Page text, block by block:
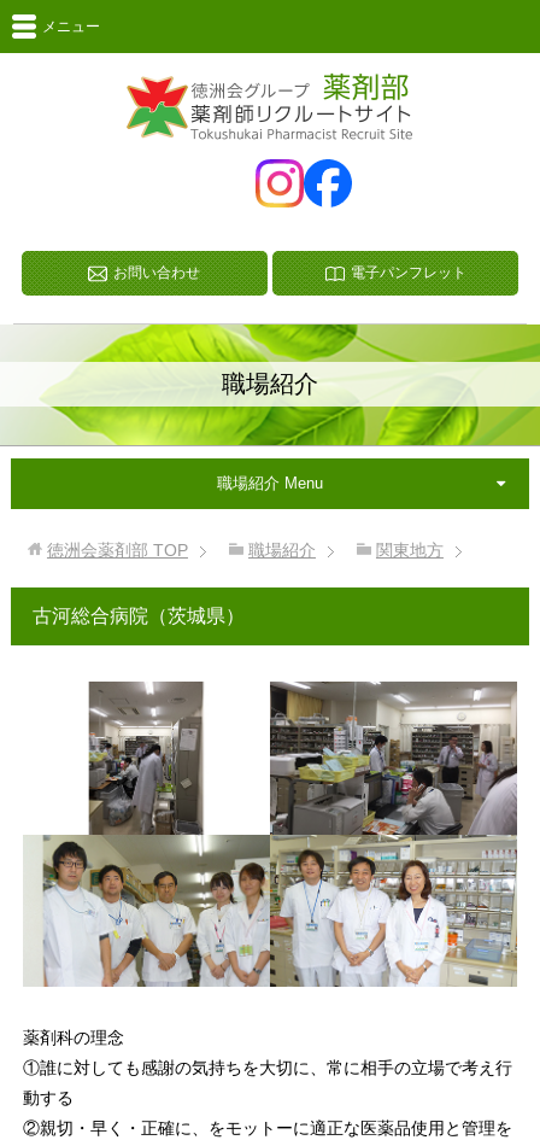
メニュー
お問い合わせ 電子パンフレット
職場紹介
徳洲会薬剤部 TOP 職場紹介 関東地方
古河総合病院（茨城県）
薬剤科の理念
①誰に対しても感謝の気持ちを大切に、常に相手の立場で考え行
動する
②親切・早く・正確に、をモットーに適正な医薬品使用と管理を
職場紹介 Menu